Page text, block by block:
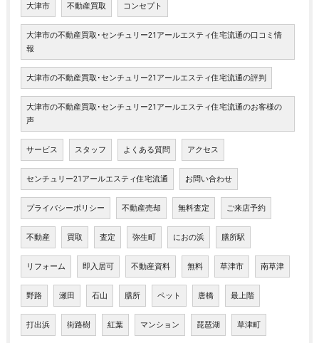
大津市 不動産買取 コンセプト
大津市の不動産買取･センチュリー21アールエスティ住宅流通の口コミ情
報
大津市の不動産買取･センチュリー21アールエスティ住宅流通の評判
大津市の不動産買取･センチュリー21アールエスティ住宅流通のお客様の
声
サービス スタッフ よくある質問 アクセス
センチュリー21アールエスティ住宅流通 お問い合わせ
プライバシーポリシー 不動産売却 無料査定 ご来店予約
不動産 買取 査定 弥生町 におの浜 膳所駅
リフォーム 即入居可 不動産資料 無料 草津市 南草津
野路 瀬田 石山 膳所 ペット 唐橋 最上階
打出浜 街路樹 紅葉 マンション 琵琶湖 草津町